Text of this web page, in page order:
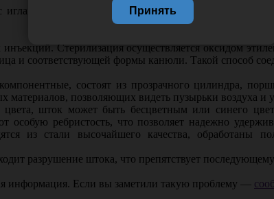
предназначены для проведения инъекций во
Стерилизация осуществляется оксидом
и соответствующей формы канюли. Такой способ
состоят из прозрачного цилиндра,
материалов, позволяющих видеть пузырьки воздуха
шток может быть бесцветным или синего
ребристость, что позволяет надежно
из стали высочайшего качества, обработаны
разрушение штока, что препятствует
информация. Если вы заметили такую проблему —
Принять